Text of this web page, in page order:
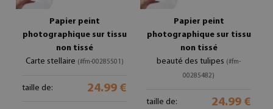
Papier peint
photographique sur tissu
non tissé
Carte stellaire (#fm-00285501)
taille de: 24.99 €
Papier peint
photographique sur tissu
non tissé
beauté des tulipes (#fm-
00285482)
taille de: 24.99 €